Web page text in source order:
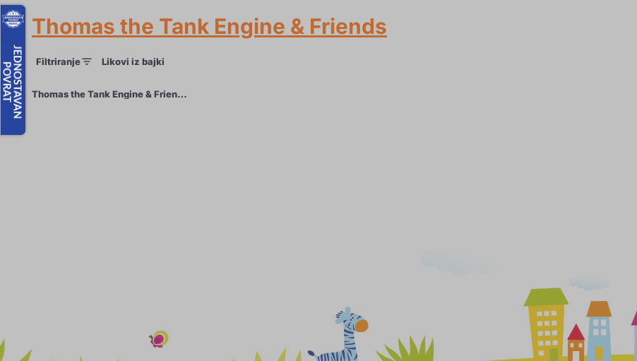
Thomas the Tank Engine & Friends
Filtriranje Likovi iz bajki
Thomas the Tank Engine & Friends